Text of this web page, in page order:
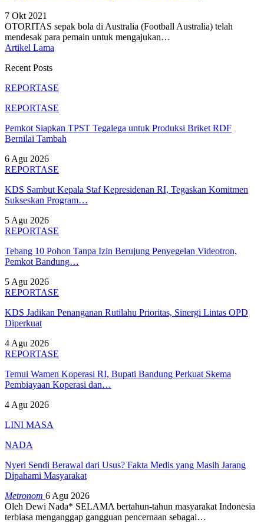
7 Okt 2021
OTORITAS sepak bola di Australia (Football Australia) telah
mendesak para pemain untuk mengajukan…
Artikel Lama
Recent Posts
REPORTASE
REPORTASE
Pemkot Siapkan TPST Tegalega untuk Produksi Briket RDF
Bernilai Tambah
6 Agu 2026
REPORTASE
KDS Sambut Kepala Staf Kepresidenan RI, Tegaskan Komitmen
Sukseskan Program…
5 Agu 2026
REPORTASE
Tebang 10 Pohon Tanpa Izin Berujung Penyegelan Videotron,
Pemkot Bandung…
5 Agu 2026
REPORTASE
KDS Jadikan Penanganan Rutilahu Prioritas, Sinergi Lintas OPD
Diperkuat
4 Agu 2026
REPORTASE
Temui Wamen Koperasi RI, Bupati Bandung Perkuat Skema
Pembiayaan Koperasi dan…
4 Agu 2026
LINI MASA
NADA
Nyeri Sendi Berawal dari Usus? Fakta Medis yang Masih Jarang
Dipahami Masyarakat
Metronom 6 Agu 2026
Oleh Dewi Nada* SELAMA bertahun-tahun masyarakat Indonesia
terbiasa menganggap gangguan pencernaan sebagai…